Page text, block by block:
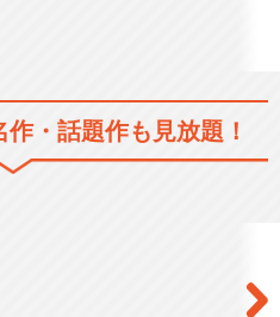
作・話題作も見放題！